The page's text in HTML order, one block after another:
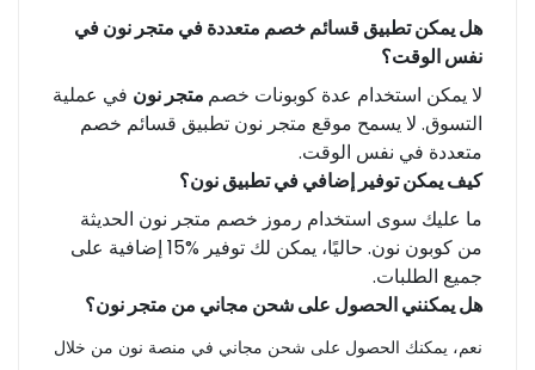
هل يمكن تطبيق قسائم خصم متعددة في متجر نون في
نفس الوقت؟
لا يمكن استخدام عدة كوبونات خصم متجر نون في عملية
التسوق. لا يسمح موقع متجر نون تطبيق قسائم خصم
متعددة في نفس الوقت.
كيف يمكن توفير إضافي في تطبيق نون؟
ما عليك سوى استخدام رموز خصم متجر نون الحديثة
من كوبون نون. حاليًا، يمكن لك توفير %15 إضافية على
جميع الطلبات.
هل يمكنني الحصول على شحن مجاني من متجر نون؟
نعم، يمكنك الحصول على شحن مجاني في منصة نون من خلال